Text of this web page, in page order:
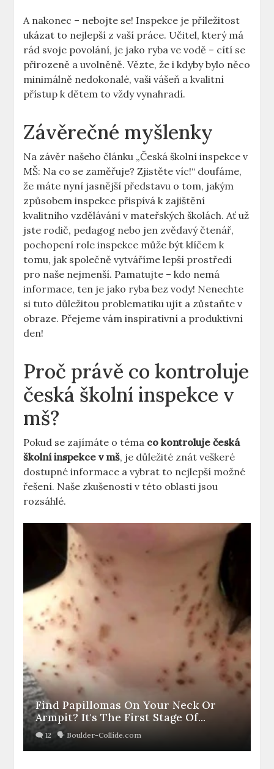
A nakonec⁣ – nebojte se! Inspekce ⁤je příležitost
ukázat to ​nejlepší z ‌vaší práce. Učitel, který má
rád svoje povolání, je ​jako ryba⁤ ve⁤ vodě – cítí se
přirozeně a uvolněně. Vězte, že‌ i kdyby bylo něco
minimálně nedokonalé, vaši vášeň ​a⁤ kvalitní
přístup​ k dětem to vždy vynahradí.
Závěrečné myšlenky
Na závěr našeho článku „Česká⁤ školní inspekce v
MŠ: Na co se zaměřuje? Zjistěte víc!“ doufáme,
že ⁢máte nyní​ jasnější představu o⁤ tom, jakým
způsobem‌ inspekce přispívá k zajištění
kvalitního​ vzdělávání v mateřských školách. Ať​ už
jste rodič, pedagog nebo jen zvědavý čtenář,​
pochopení ⁢role inspekce může být klíčem k
tomu,‌ jak ⁤společně​ vytváříme​ lepší⁣ prostředí
pro ⁣naše ⁢nejmenší. ⁤Pamatujte – kdo nemá
informace,⁣ ten je jako ryba bez vody! Nenechte
si tuto ⁣důležitou problematiku ⁤ujít a zůstaňte v
obraze.⁤ Přejeme vám inspirativní a produktivní⁢
den!
Proč právě co kontroluje
česká školní inspekce v
mš?
Pokud se zajímáte o téma co kontroluje česká
školní inspekce v mš, je důležité znát veškeré
dostupné informace a vybrat to nejlepší možné
řešení. Naše zkušenosti v této oblasti jsou
rozsáhlé.
Find Papillomas On Your Neck Or
Armpit? It's The First Stage Of...